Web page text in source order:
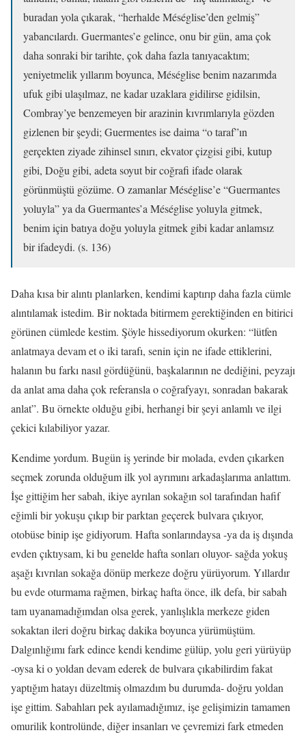
buradan yola çıkarak, “herhalde Méséglise’den gelmiş”
yabancılardı. Guermantes’e gelince, onu bir gün, ama çok
daha sonraki bir tarihte, çok daha fazla tanıyacaktım;
yeniyetmelik yıllarım boyunca, Méséglise benim nazarımda
ufuk gibi ulaşılmaz, ne kadar uzaklara gidilirse gidilsin,
Combray’ye benzemeyen bir arazinin kıvrımlarıyla gözden
gizlenen bir şeydi; Guermentes ise daima “o taraf”ın
gerçekten ziyade zihinsel sınırı, ekvator çizgisi gibi, kutup
gibi, Doğu gibi, adeta soyut bir coğrafi ifade olarak
görünmüştü gözüme. O zamanlar Méséglise’e “Guermantes
yoluyla” ya da Guermantes’a Méséglise yoluyla gitmek,
benim için batıya doğu yoluyla gitmek gibi kadar anlamsız
bir ifadeydi. (s. 136)
Daha kısa bir alıntı planlarken, kendimi kaptırıp daha fazla cümle
alıntılamak istedim. Bir noktada bitirmem gerektiğinden en bitirici
görünen cümlede kestim. Şöyle hissediyorum okurken: “lütfen
anlatmaya devam et o iki tarafı, senin için ne ifade ettiklerini,
halanın bu farkı nasıl gördüğünü, başkalarının ne dediğini, peyzajı
da anlat ama daha çok referansla o coğrafyayı, sonradan bakarak
anlat”. Bu örnekte olduğu gibi, herhangi bir şeyi anlamlı ve ilgi
çekici kılabiliyor yazar.
Kendime yordum. Bugün iş yerinde bir molada, evden çıkarken
seçmek zorunda olduğum ilk yol ayrımını arkadaşlarıma anlattım.
İşe gittiğim her sabah, ikiye ayrılan sokağın sol tarafından hafif
eğimli bir yokuşu çıkıp bir parktan geçerek bulvara çıkıyor,
otobüse binip işe gidiyorum. Hafta sonlarındaysa -ya da iş dışında
evden çıktıysam, ki bu genelde hafta sonları oluyor- sağda yokuş
aşağı kıvrılan sokağa dönüp merkeze doğru yürüyorum. Yıllardır
bu evde oturmama rağmen, birkaç hafta önce, ilk defa, bir sabah
tam uyanamadığımdan olsa gerek, yanlışlıkla merkeze giden
sokaktan ileri doğru birkaç dakika boyunca yürümüştüm.
Dalgınlığımı fark edince kendi kendime gülüp, yolu geri yürüyüp
-oysa ki o yoldan devam ederek de bulvara çıkabilirdim fakat
yaptığım hatayı düzeltmiş olmazdım bu durumda- doğru yoldan
işe gittim. Sabahları pek ayılamadığımız, işe gelişimizin tamamen
omurilik kontrolünde, diğer insanları ve çevremizi fark etmeden